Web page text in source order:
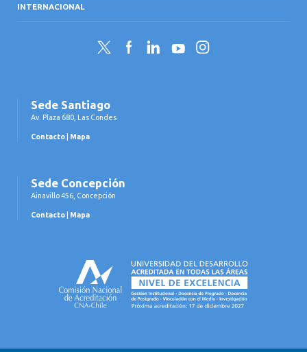
INTERNACIONAL
Twitter FacebookLinkedInYouTubeInstagram
Sede Santiago
Av. Plaza 680, Las Condes
Contacto Mapa
Sede Concepción
Ainavillo 456, Concepción
Contacto Mapa